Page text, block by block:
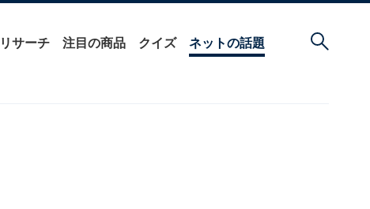
リサーチ 注目の商品 クイズ ネットの話題